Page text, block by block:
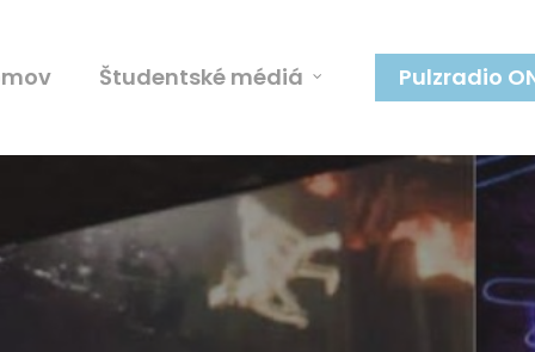
Študentské médiá Pulzradio